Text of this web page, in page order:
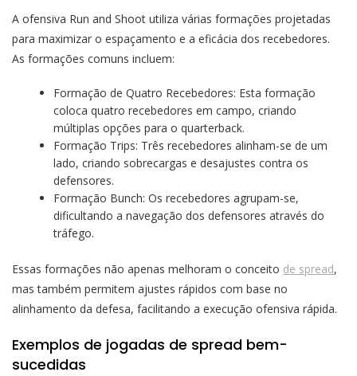
A ofensiva Run and Shoot utiliza várias formações projetadas
para maximizar o espaçamento e a eficácia dos recebedores.
As formações comuns incluem:
Formação de Quatro Recebedores: Esta formação
coloca quatro recebedores em campo, criando
múltiplas opções para o quarterback.
Formação Trips: Três recebedores alinham-se de um
lado, criando sobrecargas e desajustes contra os
defensores.
Formação Bunch: Os recebedores agrupam-se,
dificultando a navegação dos defensores através do
tráfego.
Essas formações não apenas melhoram o conceito de spread,
mas também permitem ajustes rápidos com base no
alinhamento da defesa, facilitando a execução ofensiva rápida.
Exemplos de jogadas de spread bem-
sucedidas